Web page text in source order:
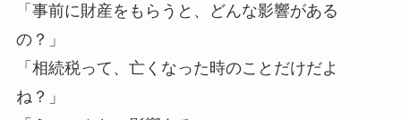
「事前に財産をもらうと、どんな影響がある
の？」
「相続税って、亡くなった時のことだけだよ
ね？」